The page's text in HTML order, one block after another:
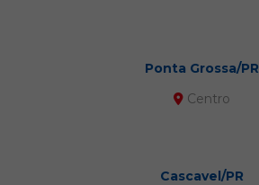
Ponta Grossa/PR
Centro
Cascavel/PR